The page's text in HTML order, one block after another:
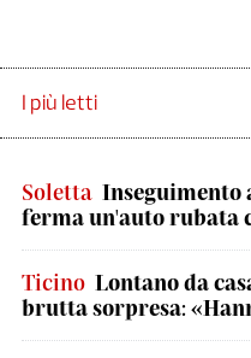
I più letti
Soletta Inseguimento
ferma un'auto rubata
Ticino Lontano da
brutta sorpresa: